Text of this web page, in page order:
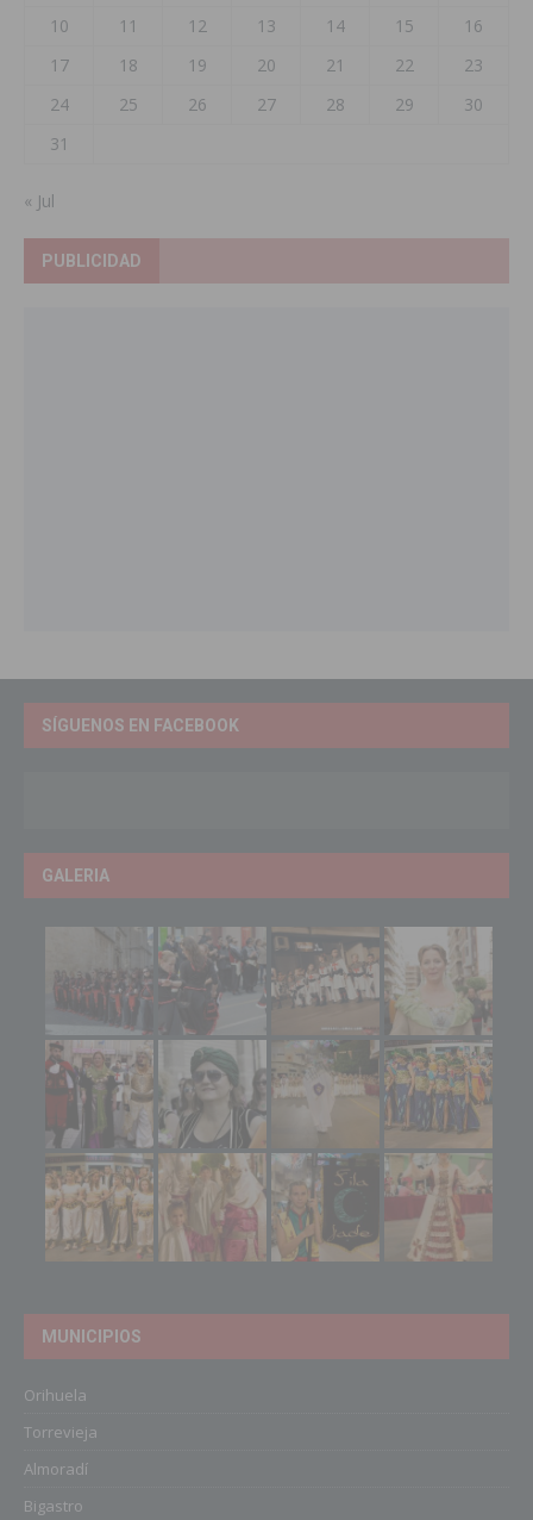
10
11 12 13 14 15
16
17
18 19 20 21 22
23
24
25 26 27 28 29
30
31
« Jul
PUBLICIDAD
SÍGUENOS EN FACEBOOK
GALERIA
MUNICIPIOS
Orihuela
Torrevieja
Almoradí
Bigastro